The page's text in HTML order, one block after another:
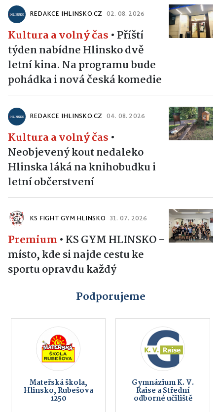
REDAKCE IHLINSKO.CZ 02. 08. 2026
Kultura a volný čas • Příští
týden nabídne Hlinsko dvě
letní kina. Na programu bude
pohádka i nová česká komedie
REDAKCE IHLINSKO.CZ 04. 08. 2026
Kultura a volný čas •
Neobjevený kout nedaleko
Hlinska láká na knihobudku i
letní občerstvení
KS FIGHT GYM HLINSKO 31. 07. 2026
Premium • KS GYM HLINSKO –
místo, kde si najde cestu ke
sportu opravdu každý
Podporujeme
Mateřská škola,
Hlinsko, Rubešova
1250
Gymnázium K. V.
Raise a Střední
odborné učiliště